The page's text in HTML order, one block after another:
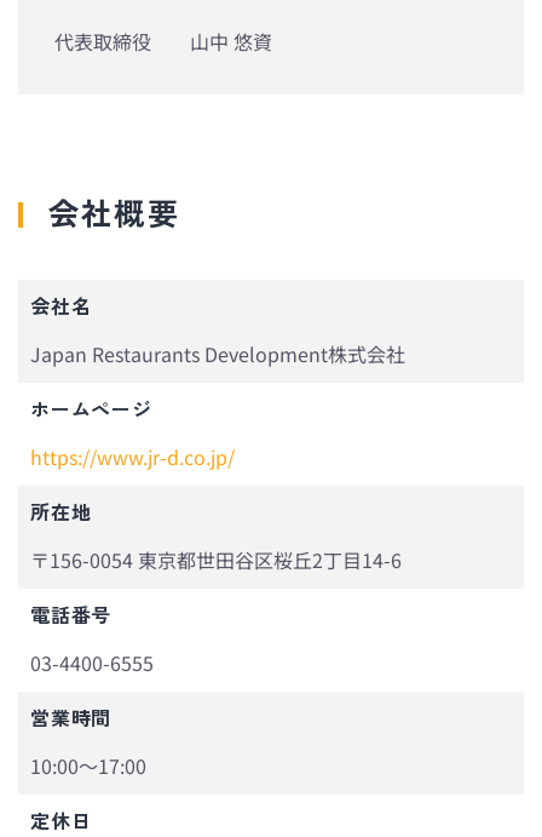
代表取締役 山中 悠資
会社概要
会社名
Japan Restaurants Development株式会社
ホームページ
https://www.jr-d.co.jp/
所在地
〒156-0054 東京都世田谷区桜丘2丁目14-6
電話番号
03-4400-6555
営業時間
10:00～17:00
定休日